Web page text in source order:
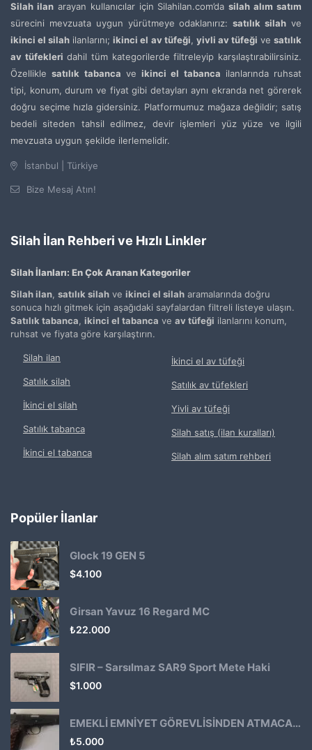
Silah ilanarayan kullanıcılar için Silahilan.com’dasilah alım satım
sürecini mevzuata uygun yürütmeye odaklanırız:satılık silah ve
ikinci el silah ilanlarını;ikinci el av tüfeği, yivli av tüfeği vesatılık
av tüfekleri dahil tüm kategorilerde filtreleyip karşılaştırabilirsiniz.
Özelliklesatılık tabanca ve ikinci el tabanca ilanlarında ruhsat
tipi, konum, durum ve fiyat gibi detayları aynı ekranda net görerek
doğru seçime hızla gidersiniz. Platformumuz mağaza değildir; satış
bedeli siteden tahsil edilmez, devir işlemleri yüz yüze ve ilgili
mevzuata uygun şekilde ilerlemelidir.
İstanbul | Türkiye
Bize Mesaj Atın!
Silah İlan Rehberi ve Hızlı Linkler
Silah İlanları: En Çok Aranan Kategoriler
Silah ilan, satılık silah ve ikinci el silah aramalarında doğru
sonuca hızlı gitmek için aşağıdaki sayfalardan filtreli listeye ulaşın.
Satılık tabanca, ikinci el tabanca ve av tüfeği ilanlarını konum,
ruhsat ve fiyata göre karşılaştırın.
Silah ilan
Satılık silah
İkinci el silah
Satılık tabanca
İkinci el tabanca
İkinci el av tüfeği
Satılık av tüfekleri
Yivli av tüfeği
Silah satış (ilan kuralları)
Silah alım satım rehberi
Popüler İlanlar
Glock 19 GEN 5
$4.100
Girsan Yavuz 16 Regard MC
₺22.000
SIFIR – Sarsılmaz SAR9 Sport Mete Haki
$1.000
EMEKLİ EMNİYET GÖREVLİSİNDEN ATMACA 53 KLASİK14
₺5.000